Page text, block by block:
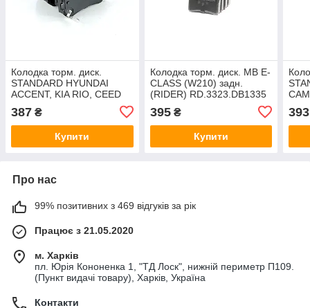
Колодка торм. диск.
STANDARD HYUNDAI
ACCENT, KIA RIO, CEED
RD.24320STD
387 ₴
Купити
Колодка торм. диск. MB E-
CLASS (W210) задн.
(RIDER) RD.3323.DB1335
395₴
Купити
393
Про нас
99% позитивних з 469 відгуків за рік
Працює з 21.05.2020
м. Харків
пл. Юрія Кононенка 1, "ТД Лоск", нижній периметр П109.
(Пункт видачі товару), Харків, Україна
Контакти